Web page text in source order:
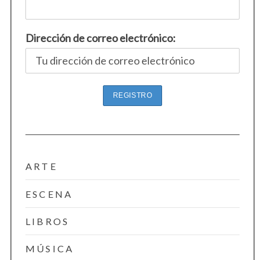
Dirección de correo electrónico:
ARTE
ESCENA
LIBROS
MÚSICA